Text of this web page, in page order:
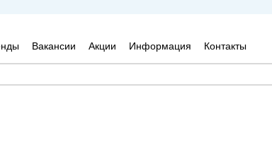
Вакансии Акции Информация Контакты